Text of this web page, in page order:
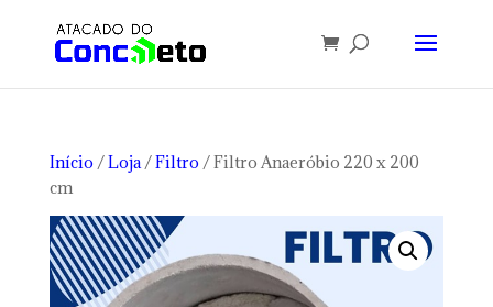
Início /Loja/Filtro / Filtro Anaeróbio 220 x 200
cm